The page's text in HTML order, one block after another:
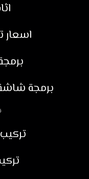
برمجة